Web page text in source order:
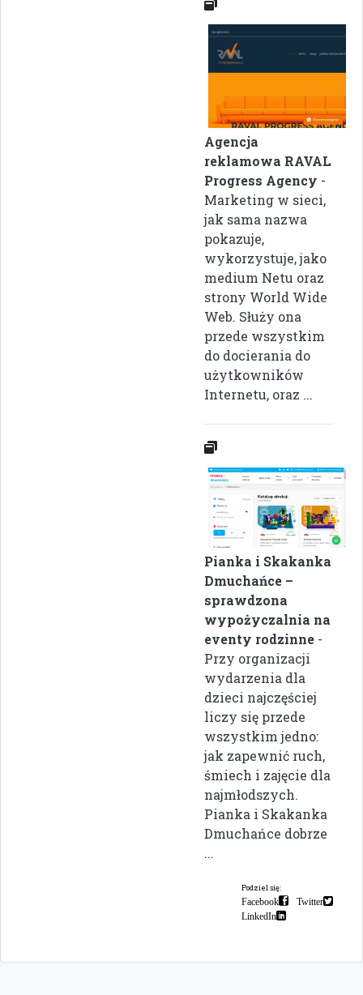
Agencja
reklamowa RAVAL
Progress Agency -
Marketing w sieci,
jak sama nazwa
pokazuje,
wykorzystuje, jako
medium Netu oraz
strony World Wide
Web. Służy ona
przede wszystkim
do docierania do
użytkowników
Internetu, oraz ...
Pianka i Skakanka
Dmuchańce –
sprawdzona
wypożyczalnia na
eventy rodzinne -
Przy organizacji
wydarzenia dla
dzieci najczęściej
liczy się przede
wszystkim jedno:
jak zapewnić ruch,
śmiech i zajęcie dla
najmłodszych.
Pianka i Skakanka
Dmuchańce dobrze
...
Podziel się:
Facebook
Twitter
LinkedIn